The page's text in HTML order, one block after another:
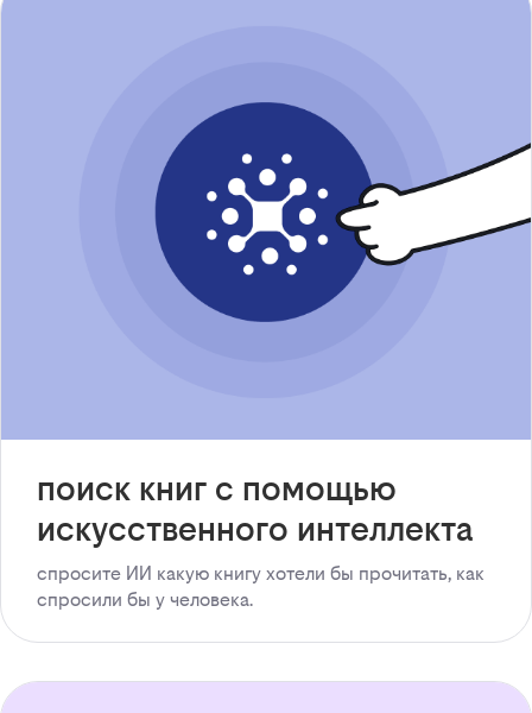
поиск книг с помощью
искусственного интеллекта
спросите ИИ какую книгу хотели бы прочитать, как
спросили бы у человека.